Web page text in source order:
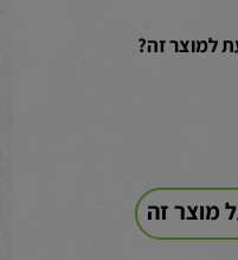
למוצר זה?
מוצר זה